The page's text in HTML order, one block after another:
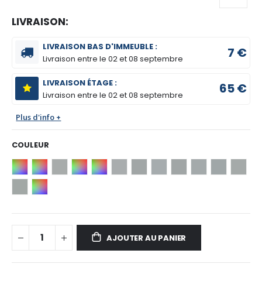
LIVRAISON:
LIVRAISON BAS D'IMMEUBLE :
Livraison entre le02 et 08 septembre 7 €
LIVRAISON ÉTAGE :
Livraison entre le02 et 08 septembre 65 €
Plus d'info +
COULEUR
AJOUTER AU PANIER